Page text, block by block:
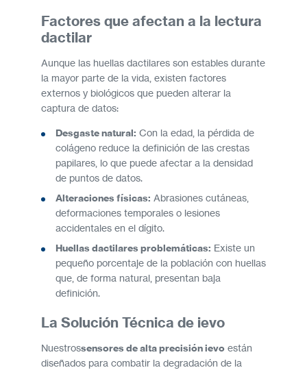
Factores que afectan a la lectura
dactilar
Aunque las huellas dactilares son estables durante
la mayor parte de la vida, existen factores
externos y biológicos que pueden alterar la
captura de datos:
Desgaste natural: Con la edad, la pérdida de
colágeno reduce la definición de las crestas
papilares, lo que puede afectar a la densidad
de puntos de datos.
Alteraciones físicas: Abrasiones cutáneas,
deformaciones temporales o lesiones
accidentales en el dígito.
Huellas dactilares problemáticas: Existe un
pequeño porcentaje de la población con huellas
que, de forma natural, presentan baja
definición.
La Solución Técnica de ievo
Nuestrossensores de alta precisión ievo están
diseñados para combatir la degradación de la